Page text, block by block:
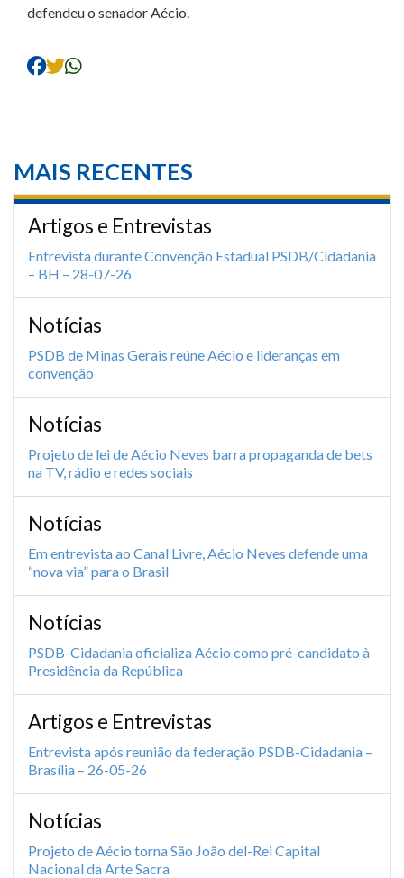
defendeu o senador Aécio.
MAIS RECENTES
Artigos e Entrevistas
Entrevista durante Convenção Estadual PSDB/Cidadania
– BH – 28-07-26
Notícias
PSDB de Minas Gerais reúne Aécio e lideranças em
convenção
Notícias
Projeto de lei de Aécio Neves barra propaganda de bets
na TV, rádio e redes sociais
Notícias
Em entrevista ao Canal Livre, Aécio Neves defende uma
“nova via” para o Brasil
Notícias
PSDB-Cidadania oficializa Aécio como pré-candidato à
Presidência da República
Artigos e Entrevistas
Entrevista após reunião da federação PSDB-Cidadania –
Brasília – 26-05-26
Notícias
Projeto de Aécio torna São João del-Rei Capital
Nacional da Arte Sacra